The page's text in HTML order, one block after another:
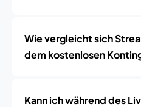
Wie vergleicht sich
dem kostenlosen
Kann ich während des